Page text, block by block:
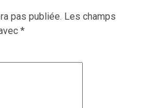
pas publiée. Les champs
*